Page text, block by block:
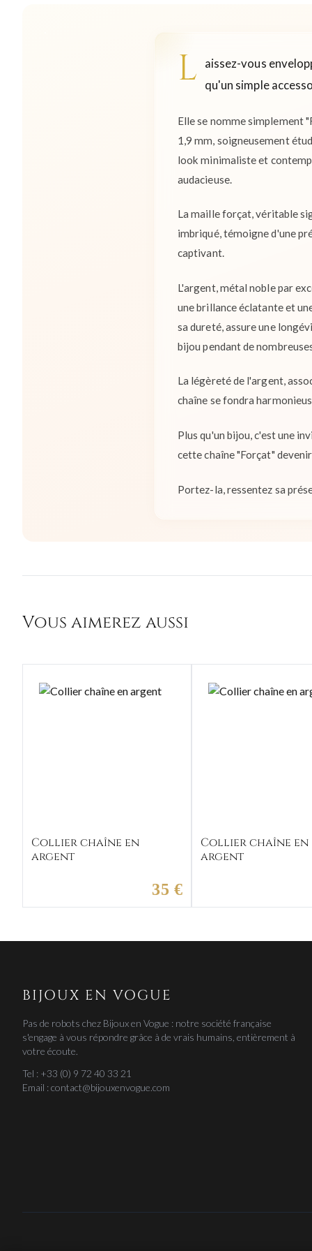
L
aissez-vous
qu'un simple
Elle se nomme simplement
1,9 mm, soigneusement
look minimaliste et
audacieuse.
La maille forçat, véritable
imbriqué, témoigne d'une
captivant.
L'argent, métal noble par
une brillance éclatante et
sa dureté, assure une
bijou pendant de
La légèreté de l'argent,
chaîne se fondra
Plus qu'un bijou, c'est une
cette chaîne "Forçat"
Portez-la, ressentez sa
Vous aimerez aussi
Collier chaîne en
argent
35 €
Collier chaîne en
argent
BIJOUX EN VOGUE
Pas de robots chez Bijoux en Vogue : notre société française
s'engage à vous répondre grâce à de vrais humains, entièrement à
votre écoute.
Tel : +33 (0) 9 72 40 33 21
Email : contact@bijouxenvogue.com